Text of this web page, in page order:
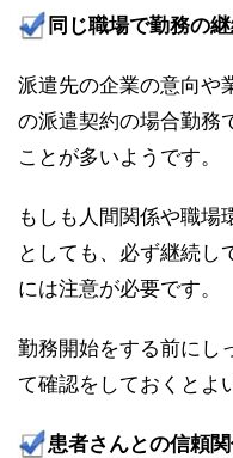
同じ職場で勤務の
派遣先の企業の意向や
の派遣契約の場合勤務
ことが多いようです。
もしも人間関係や職場
としても、必ず継続し
には注意が必要です。
勤務開始をする前にし
て確認をしておくとよ
患者さんとの信頼